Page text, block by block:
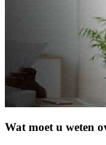
Wat moet u weten